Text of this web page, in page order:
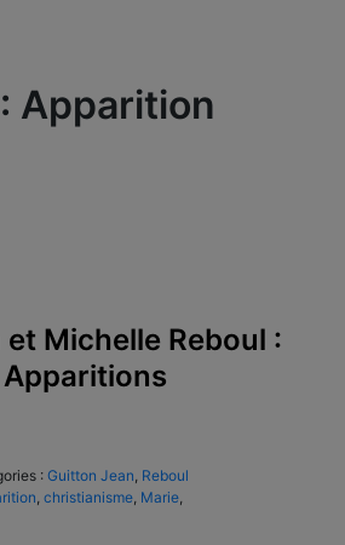
Apparition
Michelle Reboul :
:Guitton Jean Reboul
christianisme Marie